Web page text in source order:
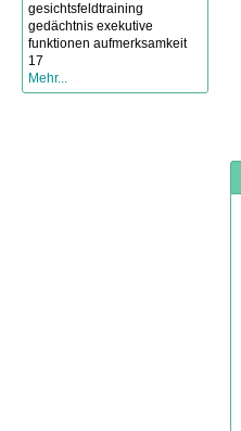
gesichtsfeldtraining
gedächtnis exekutive
funktionen aufmerksamkeit
17
Mehr...